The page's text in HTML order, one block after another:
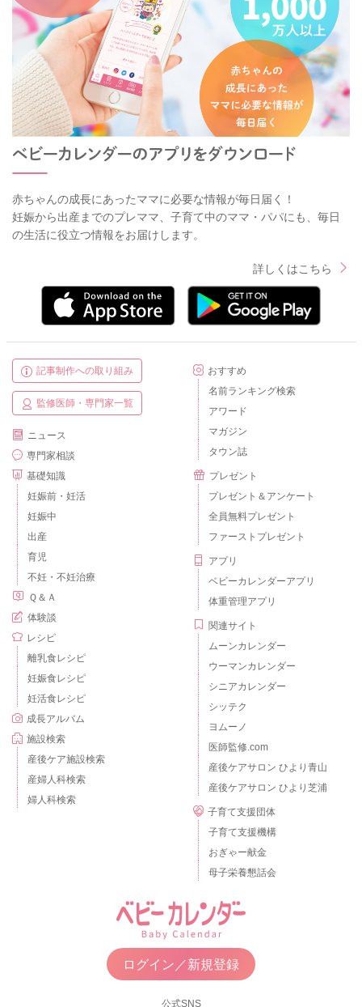
赤ちゃんの成長にあったママに必要な情報が毎日届く！
妊娠から出産までのプレママ、子育て中のママ・パパにも、毎日
の生活に役立つ情報をお届けします。
詳しくはこちら
記事制作への取り組み
監修医師・専門家一覧
ニュース
専門家相談
基礎知識
妊娠前・妊活
妊娠中
出産
育児
不妊・不妊治療
Ｑ＆Ａ
体験談
レシピ
離乳食レシピ
妊娠食レシピ
妊活食レシピ
成長アルバム
施設検索
産後ケア施設検索
産婦人科検索
婦人科検索
おすすめ
名前ランキング検索
アワード
マガジン
タウン誌
プレゼント
プレゼント＆アンケート
全員無料プレゼント
ファーストプレゼント
アプリ
ベビーカレンダーアプリ
体重管理アプリ
関連サイト
ムーンカレンダー
ウーマンカレンダー
シニアカレンダー
シッテク
ヨムーノ
医師監修.com
産後ケアサロン ひより青山
産後ケアサロン ひより芝浦
子育て支援団体
子育て支援機構
おぎゃー献金
母子栄養懇話会
ログイン／新規登録
公式SNS